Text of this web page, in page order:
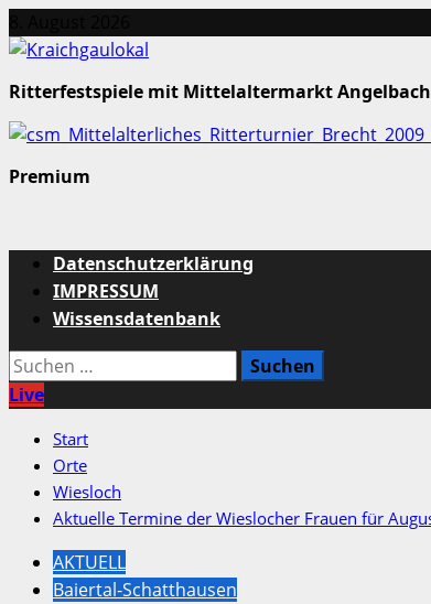
Inhalt
Ritterfestspiele mit Mittelaltermarkt
Premium
Primäres
Menü
Datenschutzerklärung
IMPRESSUM
Wissensdatenbank
Suchen
nach:
Live
Start
Orte
Wiesloch
Aktuelle Termine der Wieslocher Frauen für
AKTUELL
Baiertal-Schatthausen